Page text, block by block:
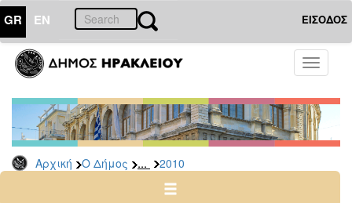
GR EN ΕΙΣΟΔΟΣ
Toggle
Αρχική Ο Δήμος ... 2010
ΔΗΜΟΣ
Δελτία
Τύπου
Αρχείο
2026